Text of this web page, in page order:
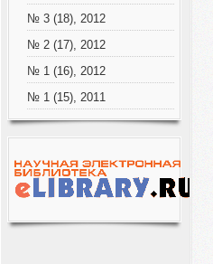
№ 3 (18), 2012
№ 2 (17), 2012
№ 1 (16), 2012
№ 1 (15), 2011